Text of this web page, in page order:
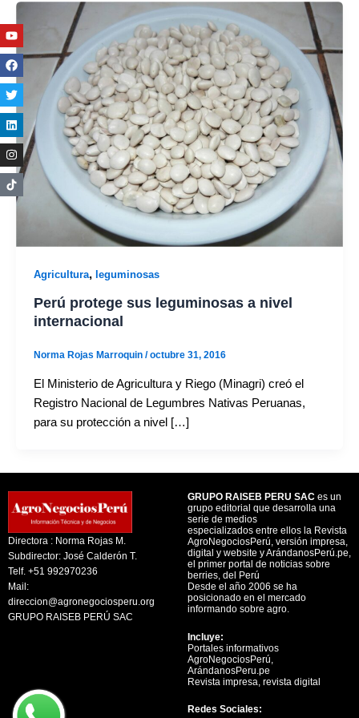
Agricultura, leguminosas
Perú protege sus leguminosas a nivel
internacional
Norma Rojas Marroquin /octubre 31, 2016
El Ministerio de Agricultura y Riego (Minagri) creó el
Registro Nacional de Legumbres Nativas Peruanas,
para su protección a nivel […]
Directora : Norma Rojas M.
Subdirector: José Calderón T.
Telf. +51 992970236
Mail:
direccion@agronegociosperu.org
GRUPO RAISEB PERÚ SAC
GRUPO RAISEB PERU SAC es un
grupo editorial que desarrolla una
serie de medios
especializados entre ellos la Revista
AgroNegociosPerú, versión impresa,
digital y website y ArándanosPerú.pe,
el primer portal de noticias sobre
berries, del Perú
Desde el año 2006 se ha
posicionado en el mercado
informando sobre agro.
Incluye:
Portales informativos
AgroNegociosPerú,
ArándanosPeru.pe
Revista impresa, revista digital
Redes Sociales:
Youtube
Facebook
Twitter
Linkedin
Instagram